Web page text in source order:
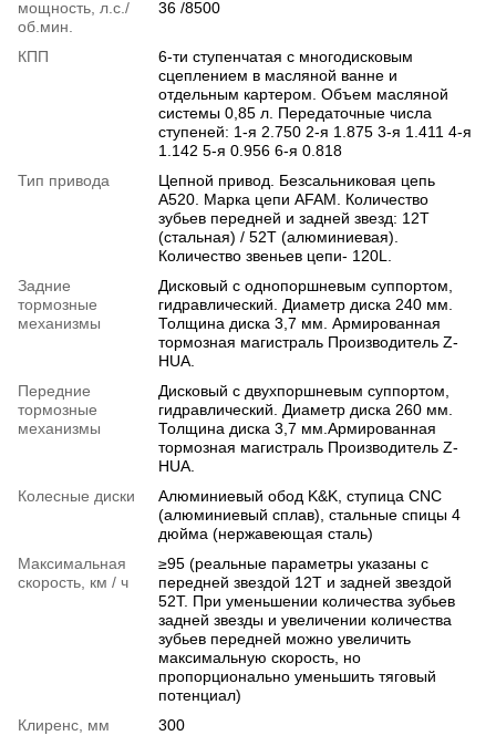
мощность, л.с./
об.мин.
36 /8500
КПП
6-ти ступенчатая с многодисковым
сцеплением в масляной ванне и
отдельным картером. Объем масляной
системы 0,85 л. Передаточные числа
ступеней: 1-я 2.750 2-я 1.875 3-я 1.411 4-я
1.142 5-я 0.956 6-я 0.818
Тип привода
Цепной привод. Безсальниковая цепь
A520. Марка цепи AFAM. Количество
зубьев передней и задней звезд: 12T
(стальная) / 52T (алюминиевая).
Количество звеньев цепи- 120L.
Задние
тормозные
механизмы
Дисковый с однопоршневым суппортом,
гидравлический. Диаметр диска 240 мм.
Толщина диска 3,7 мм. Армированная
тормозная магистраль Производитель Z-
HUA.
Передние
тормозные
механизмы
Дисковый с двухпоршневым суппортом,
гидравлический. Диаметр диска 260 мм.
Толщина диска 3,7 мм.Армированная
тормозная магистраль Производитель Z-
HUA.
Колесные диски
Алюминиевый обод K&K, ступица CNC
(алюминиевый сплав), стальные спицы 4
дюйма (нержавеющая сталь)
Максимальная
скорость, км / ч
≥95 (реальные параметры указаны с
передней звездой 12T и задней звездой
52T. При уменьшении количества зубьев
задней звезды и увеличении количества
зубьев передней можно увеличить
максимальную скорость, но
пропорционально уменьшить тяговый
потенциал)
Клиренс, мм
300